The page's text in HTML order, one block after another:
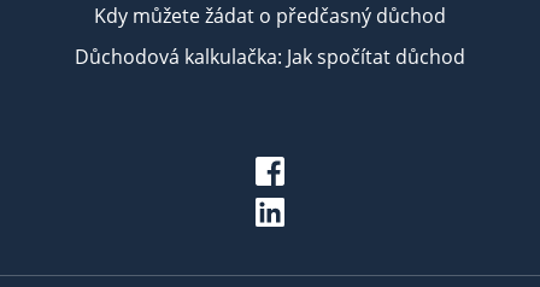
Kdy můžete žádat o předčasný důchod
Důchodová kalkulačka: Jak spočítat důchod